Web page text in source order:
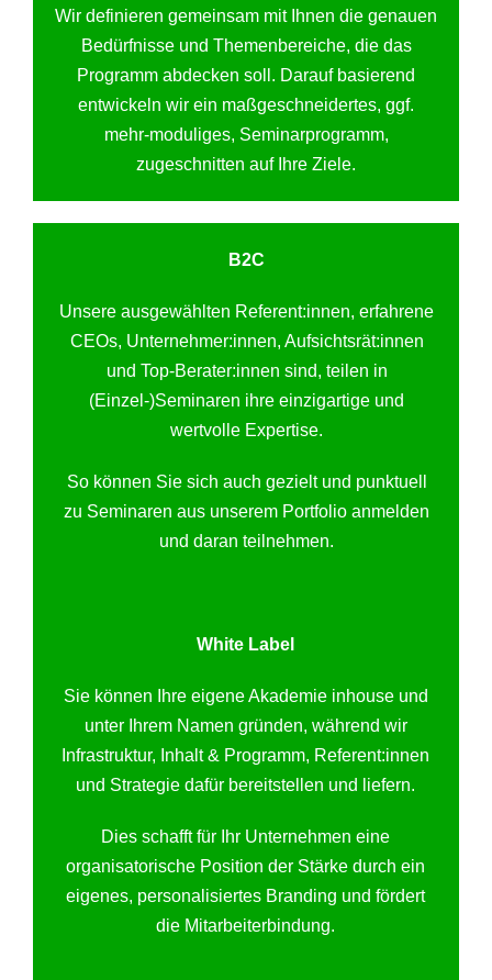
Wir definieren gemeinsam mit Ihnen die genauen
Bedürfnisse und Themenbereiche, die das
Programm abdecken soll. Darauf basierend
entwickeln wir ein maßgeschneidertes, ggf.
mehr-moduliges, Seminarprogramm,
zugeschnitten auf Ihre Ziele.
B2C
Unsere ausgewählten Referent:innen, erfahrene
CEOs, Unternehmer:innen, Aufsichtsrät:innen
und Top-Berater:innen sind, teilen in
(Einzel-)Seminaren ihre einzigartige und
wertvolle Expertise.
So können Sie sich auch gezielt und punktuell
zu Seminaren aus unserem Portfolio anmelden
und daran teilnehmen.
White Label
Sie können Ihre eigene Akademie inhouse und
unter Ihrem Namen gründen, während wir
Infrastruktur, Inhalt & Programm, Referent:innen
und Strategie dafür bereitstellen und liefern.
Dies schafft für Ihr Unternehmen eine
organisatorische Position der Stärke durch ein
eigenes, personalisiertes Branding und fördert
die Mitarbeiterbindung.